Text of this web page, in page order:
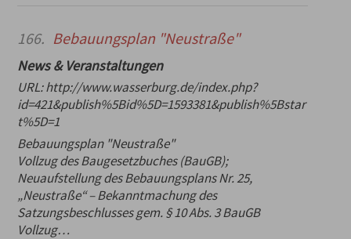
166. Bebauungsplan "Neustraße"
News & Veranstaltungen
URL:http://www.wasserburg.de/index.php?
id=421&publish%5Bid%5D=1593381&publish%5Bstar
t%5D=1
Bebauungsplan "Neustraße"
Vollzug des Baugesetzbuches (BauGB);
Neuaufstellung des Bebauungsplans Nr. 25,
„Neustraße“ – Bekanntmachung des
Satzungsbeschlusses gem. § 10 Abs. 3 BauGB
Vollzug…